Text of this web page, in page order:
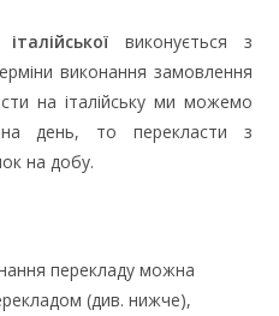
виконується з
виконання замовлення
на італійську ми можемо
день, то перекласти з
на добу.
перекладу можна
(див. нижче),